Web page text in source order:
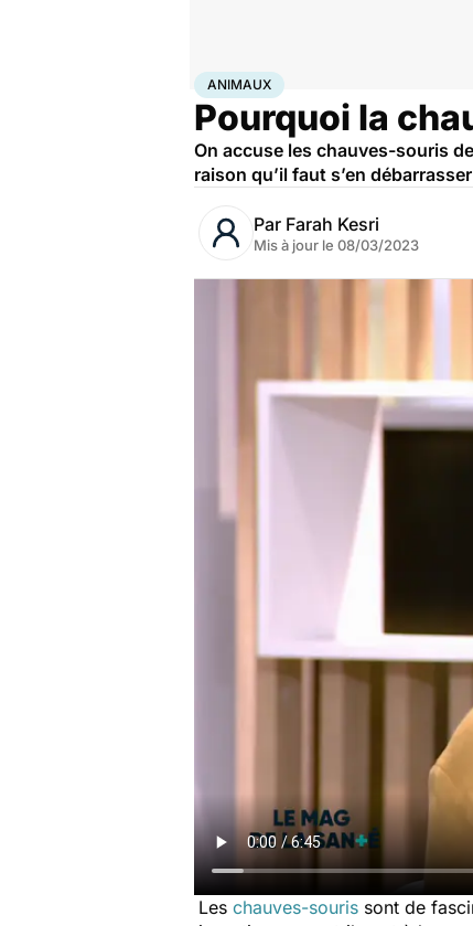
AccueilSanté Maladies
ANIMAUX
Pourquoi la
On accuse les chauves-souris
raison qu’il faut s’en
Par Farah Kesri
Mis à jour le 08/03/2023
Les chauves-souris sont de